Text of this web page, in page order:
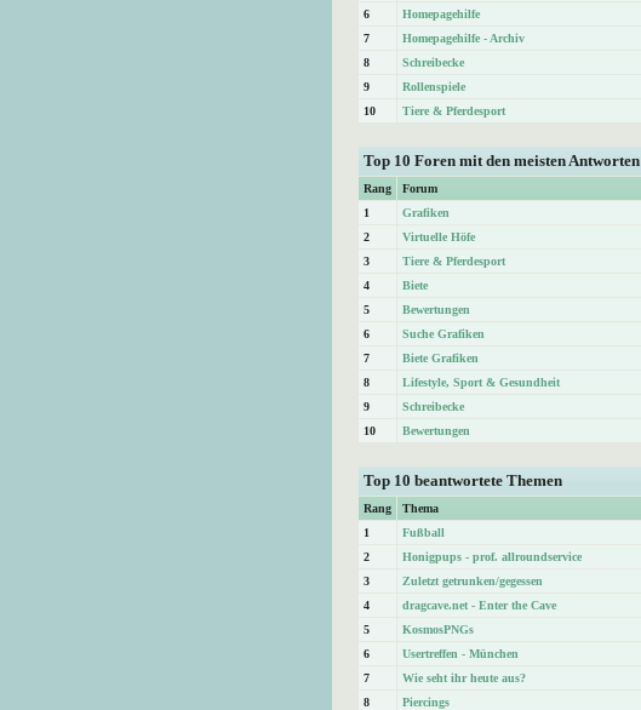
6
Homepagehilfe
7
Homepagehilfe - Archiv
8
Schreibecke
9
Rollenspiele
10
Tiere & Pferdesport
Top 10 Foren mit den meisten Antworten
Rang Forum
1
Grafiken
2
Virtuelle Höfe
3
Tiere & Pferdesport
4
Biete
5
Bewertungen
6
Suche Grafiken
7
Biete Grafiken
8
Lifestyle, Sport & Gesundheit
9
Schreibecke
10
Bewertungen
Top 10 beantwortete Themen
Rang Thema
1
Fußball
2
Honigpups - prof. allroundservice
3
Zuletzt getrunken/gegessen
4
dragcave.net - Enter the Cave
5
KosmosPNGs
6
Usertreffen - München
7
Wie seht ihr heute aus?
8
Piercings